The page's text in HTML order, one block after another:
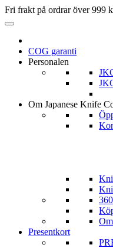
Fri frakt på ordrar över 999
COG garanti
Personalen
Om Japanese Knife
Presentkort